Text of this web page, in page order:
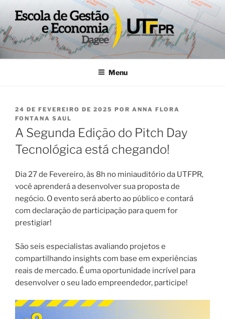
o
conteúdo
DAGEE
Departamento acadêmico de Gestão e Economia UTFPR
Menu
PUBLICADO
EM
24 DE FEVEREIRO DE 2025 POR ANNA FLORA
FONTANA SAUL
A Segunda Edição do Pitch Day
Tecnológica está chegando!
Dia 27 de Fevereiro, às 8h no miniauditório da UTFPR,
você aprenderá a desenvolver sua proposta de
negócio. O evento será aberto ao público e contará
com declaração de participação para quem for
prestigiar!
São seis especialistas avaliando projetos e
compartilhando insights com base em experiências
reais de mercado. É uma oportunidade incrível para
desenvolver o seu lado empreendedor, participe!